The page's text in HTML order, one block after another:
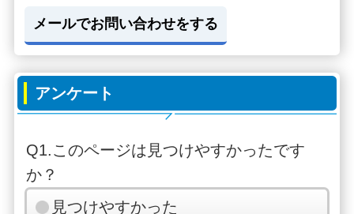
メールでお問い合わせをする
アンケート
Q1.このページは見つけやすかったです
か？
見つけやすかった